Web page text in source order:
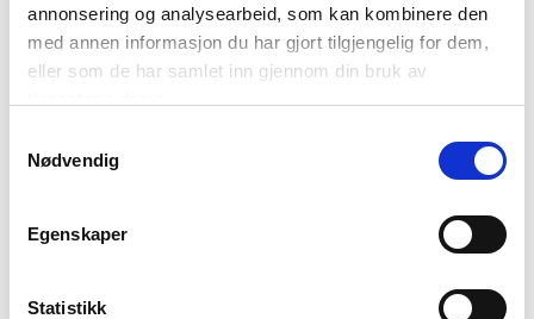
annonsering og analysearbeid, som kan kombinere den
med annen informasjon du har gjort tilgjengelig for dem,
eller som de har samlet inn gjennom din bruk av
Nødvendig
Egenskaper
Statistikk
STØPEJERNSGRYTE 3,8
L BRUN
1.799,00
STØPEJERNSGRYTE 3,8
L GRØNN
1.799,00